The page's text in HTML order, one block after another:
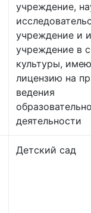
учреждение,
учреждение и
учреждение в
культуры,
лицензию на
ведения
деятельности
Детский сад